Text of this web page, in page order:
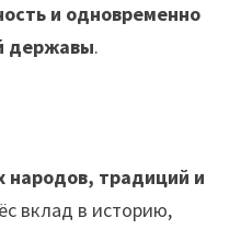
и одновременно
державы.
народов, традиций и
вклад в историю,